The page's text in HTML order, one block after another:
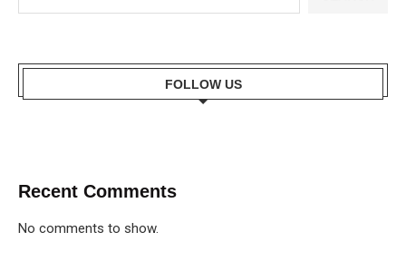
FOLLOW US
Recent Comments
No comments to show.